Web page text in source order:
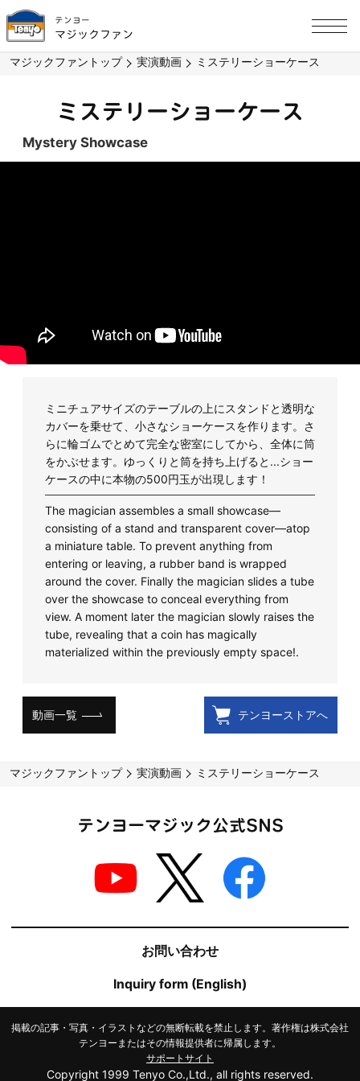
テンヨー
マジックファン
マジックファントップ 実演動画 ミステリーショーケース
ミステリーショーケース
Mystery Showcase
ミニチュアサイズのテーブルの上にスタンドと透明な
カバーを乗せて、小さなショーケースを作ります。さ
らに輪ゴムでとめて完全な密室にしてから、全体に筒
をかぶせます。ゆっくりと筒を持ち上げると...ショー
ケースの中に本物の500円玉が出現します！
The magician assembles a small showcase—
consisting of a stand and transparent cover—atop
a miniature table. To prevent anything from
entering or leaving, a rubber band is wrapped
around the cover. Finally the magician slides a tube
over the showcase to conceal everything from
view. A moment later the magician slowly raises the
tube, revealing that a coin has magically
materialized within the previously empty space!.
動画一覧 テンヨーストアへ
マジックファントップ 実演動画 ミステリーショーケース
テンヨーマジック公式SNS
お問い合わせ
Inquiry form (English)
掲載の記事・写真・イラストなどの無断転載を禁止します。著作権は株式会社
テンヨーまたはその情報提供者に帰属します。
サポートサイト
Copyright 1999 Tenyo Co.,Ltd., all rights reserved.